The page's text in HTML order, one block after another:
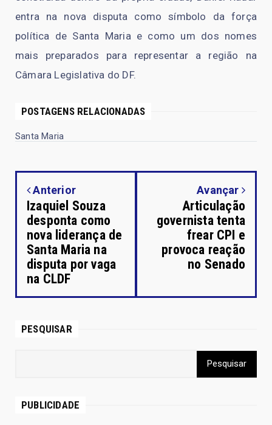
entra na nova disputa como símbolo da força
política de Santa Maria e como um dos nomes
mais preparados para representar a região na
Câmara Legislativa do DF.
POSTAGENS RELACIONADAS
Santa Maria
Anterior
Izaquiel Souza
desponta como
nova liderança de
Santa Maria na
disputa por vaga
na CLDF
Avançar
Articulação
governista tenta
frear CPI e
provoca reação
no Senado
PESQUISAR
PUBLICIDADE